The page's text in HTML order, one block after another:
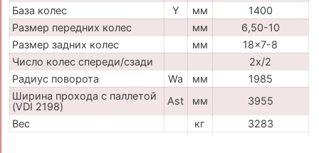
База колес
Y мм
1400
Размер передних колес
мм
6,50-10
Размер задних колес
мм
18x7-8
Число колес спереди/сзади
2x/2
Радиус поворота
Wa мм
1985
Ширина прохода с паллетой
(VDI 2198)
Ast мм
3955
Вес
кг 3283